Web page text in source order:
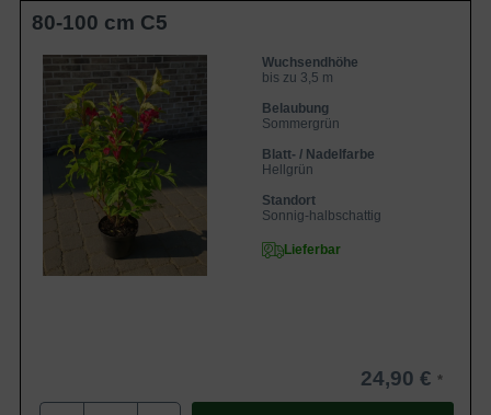
80-100 cm C5
Wuchsendhöhe
bis zu 3,5 m
Belaubung
Sommergrün
Blatt- / Nadelfarbe
Hellgrün
Standort
Sonnig-halbschattig
Lieferbar
24,90 €